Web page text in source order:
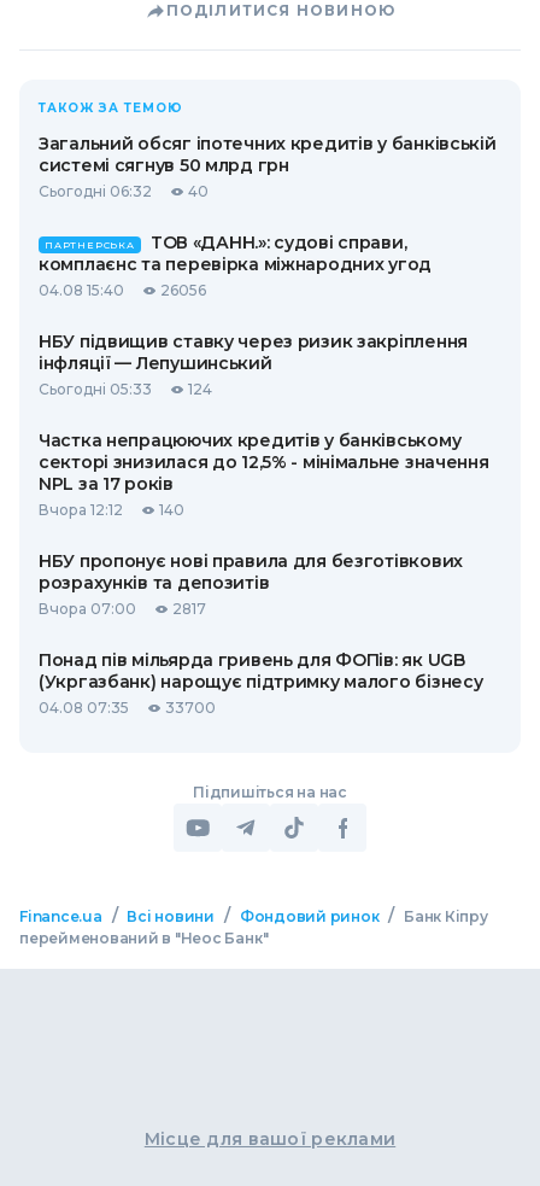
ПОДІЛИТИСЯ НОВИНОЮ
ТАКОЖ ЗА ТЕМОЮ
Загальний обсяг іпотечних кредитів у банківській
системі сягнув 50 млрд грн
Сьогодні 06:32 40
ПАРТНЕРСЬКА
ТОВ «ДАНН.»: судові справи,
комплаєнс та перевірка міжнародних угод
04.08 15:40 26056
НБУ підвищив ставку через ризик закріплення
інфляції — Лепушинський
Сьогодні 05:33 124
Частка непрацюючих кредитів у банківському
секторі знизилася до 12,5% - мінімальне значення
NPL за 17 років
Вчора 12:12 140
НБУ пропонує нові правила для безготівкових
розрахунків та депозитів
Вчора 07:00 2817
Понад пів мільярда гривень для ФОПів: як UGB
(Укргазбанк) нарощує підтримку малого бізнесу
04.08 07:35 33700
Підпишіться на нас
Finance.ua / Всі новини / Фондовий ринок / Банк Кіпру
перейменований в "Неос Банк"
Місце для вашої реклами